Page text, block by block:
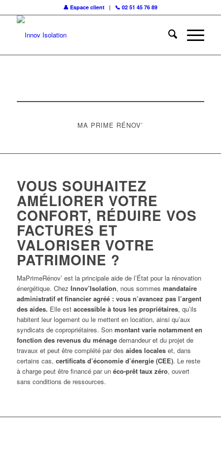
👤 Espace client | 📞 02 51 45 76 89
MA PRIME RÉNOV’
VOUS SOUHAITEZ
AMÉLIORER VOTRE
CONFORT, RÉDUIRE VOS
FACTURES ET
VALORISER VOTRE
PATRIMOINE ?
MaPrimeRénov’ est la principale aide de l’État pour la rénovation
énergétique. Chez Innov’Isolation, nous sommes mandataire
administratif et financier agréé : vous n’avancez pas l’argent
des aides. Elle estaccessible à tous les propriétaires, qu’ils
habitent leur logement ou le mettent en location, ainsi qu’aux
syndicats de copropriétaires. Sonmontant varie notamment en
fonction des revenus du ménagedemandeur et du projet de
travaux et peut être complété par des aides localeset, dans
certains cas, certificats d’économie d’énergie (CEE). Le reste
à charge peut être financé par un éco-prêt taux zéro, ouvert
sans conditions de ressources.
Pour demander un devis Par ici !